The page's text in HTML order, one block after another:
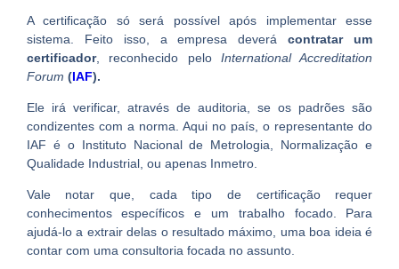
A certificação só será possível após implementar esse
sistema. Feito isso, a empresa deverácontratar um
certificador, reconhecido pelo International Accreditation
Forum (IAF).
Ele irá verificar, através de auditoria, se os padrões são
condizentes com a norma. Aqui no país, o representante do
IAF é o Instituto Nacional de Metrologia, Normalização e
Qualidade Industrial, ou apenas Inmetro.
Vale notar que, cada tipo de certificação requer
conhecimentos específicos e um trabalho focado. Para
ajudá-lo a extrair delas o resultado máximo, uma boa ideia é
contar com uma consultoria focada no assunto.